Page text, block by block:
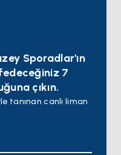
Sporadlar'ın
7
çıkın.
tanınan canlı liman
yelken